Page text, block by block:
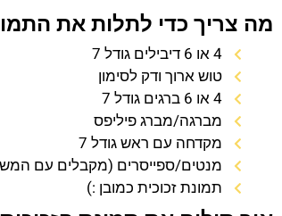
מה צריך כדי לתלות את
4 או 6 דיבילים גודל 7
טוש ארוך ודק לסימון
4 או 6 ברגים גודל 7
מברגה/מברג פיליפס
מקדחה עם ראש גודל 7
מנטים/ספייסרים (מקבלים עם
תמונת זכוכית כמובן :)